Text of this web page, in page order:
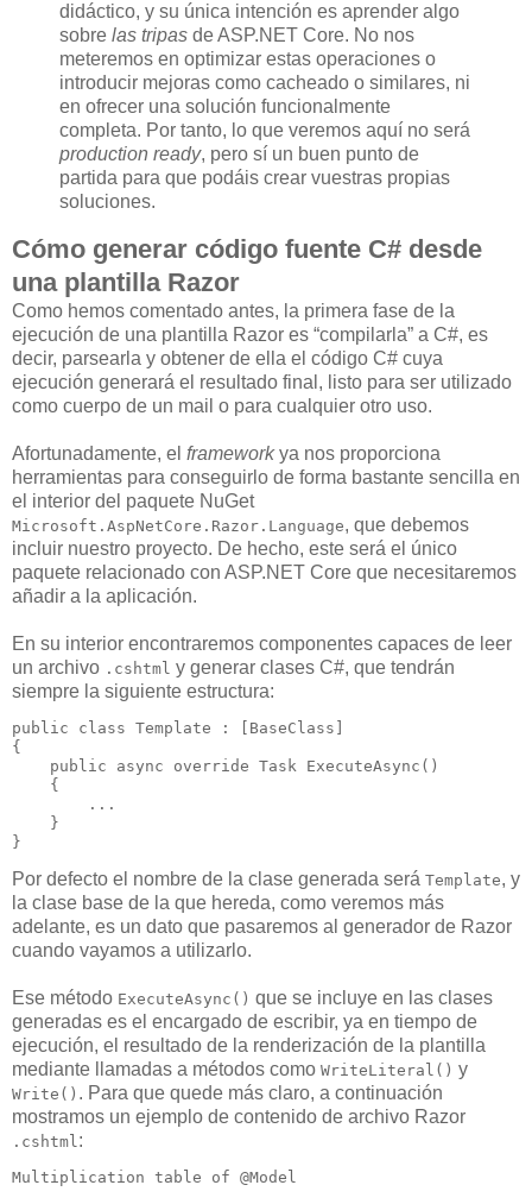
didáctico, y su única intención es aprender algo
sobre las tripas de ASP.NET Core. No nos
meteremos en optimizar estas operaciones o
introducir mejoras como cacheado o similares, ni
en ofrecer una solución funcionalmente
completa. Por tanto, lo que veremos aquí no será
production ready, pero sí un buen punto de
partida para que podáis crear vuestras propias
soluciones.
Cómo generar código fuente C# desde
una plantilla Razor
Como hemos comentado antes, la primera fase de la
ejecución de una plantilla Razor es “compilarla” a C#, es
decir, parsearla y obtener de ella el código C# cuya
ejecución generará el resultado final, listo para ser utilizado
como cuerpo de un mail o para cualquier otro uso.
Afortunadamente, el frameworkya nos proporciona
herramientas para conseguirlo de forma bastante sencilla en
el interior del paquete NuGet
Microsoft.AspNetCore.Razor.Language, que debemos
incluir nuestro proyecto. De hecho, este será el único
paquete relacionado con ASP.NET Core que necesitaremos
añadir a la aplicación.
En su interior encontraremos componentes capaces de leer
un archivo .cshtml y generar clases C#, que tendrán
siempre la siguiente estructura:
public class Template : [BaseClass]
{
public
async override Task ExecuteAsync ()
    {
        ...
    }
}
Por defecto el nombre de la clase generada será Template, y
la clase base de la que hereda, como veremos más
adelante, es un dato que pasaremos al generador de Razor
cuando vayamos a utilizarlo.
Ese método ExecuteAsync() que se incluye en las clases
generadas es el encargado de escribir, ya en tiempo de
ejecución, el resultado de la renderización de la plantilla
mediante llamadas a métodos como WriteLiteral() y
Write() . Para que quede más claro, a continuación
mostramos un ejemplo de contenido de archivo Razor
.cshtml :
Multiplication table of @Model